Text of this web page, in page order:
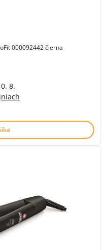
000092442 čierna
8.